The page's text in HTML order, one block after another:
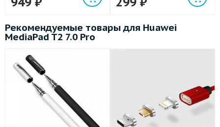
Рекомендуемые товары для Huawei
MediaPad T2 7.0 Pro